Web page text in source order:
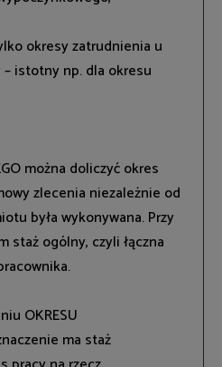
okresy zatrudnienia u
istotny np. dla okresu
można doliczyć okres
zlecenia niezależnie od
była wykonywana. Przy
staż ogólny, czyli łączna
OKRESU
ma staż